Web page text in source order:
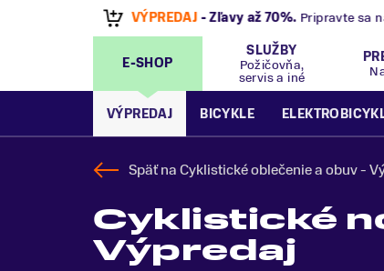
VÝPREDAJ- Zľavy až 70%.Pripravte sa
E-SHOP
SLUŽBY
Požičovňa,
servis a iné
VÝPREDAJ BICYKLE
Späť naCyklistické oblečenie a obuv -
Cyklistické
Výpredaj